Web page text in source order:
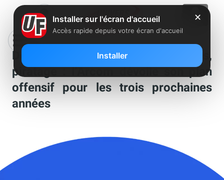
Désinformation, plateformes,
piratage : l’Arcom dévoile son plan
offensif pour les trois prochaines
années
✕
Installer sur l'écran d'accueil
Accès rapide depuis votre écran d'accueil
Installer